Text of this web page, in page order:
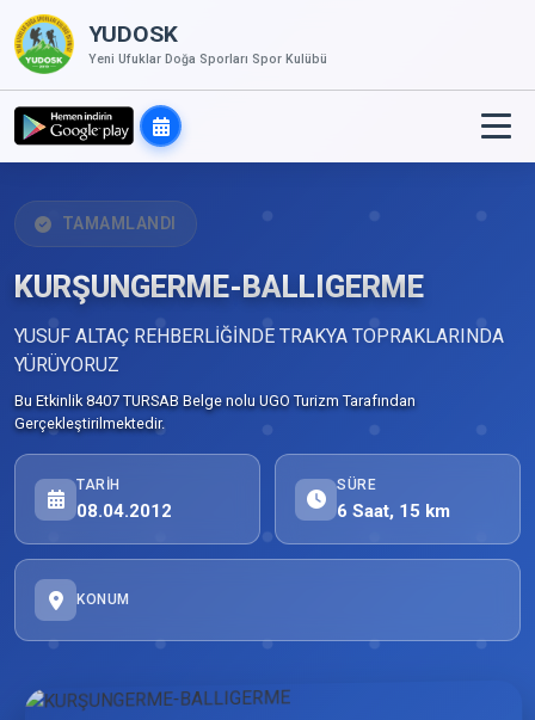
YUDOSK
Yeni Ufuklar Doğa Sporları Spor Kulübü
TAMAMLANDI
KURŞUNGERME-BALLIGERME
YUSUF ALTAÇ REHBERLİĞİNDE TRAKYA TOPRAKLARINDA
YÜRÜYORUZ
Bu Etkinlik 8407 TURSAB Belge nolu UGO Turizm Tarafından
Gerçekleştirilmektedir.
TARIH
08.04.2012
SÜRE
6 Saat, 15 km
KONUM